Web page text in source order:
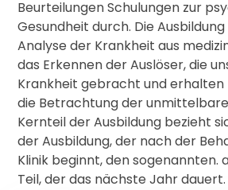
Beurteilungen Schulungen zur
Gesundheit durch. Die
Analyse der Krankheit aus
das Erkennen der Auslöser, die
Krankheit gebracht und erhalten
die Betrachtung der
Kernteil der Ausbildung bezieht
der Ausbildung, der nach der
Klinik beginnt, den sogenannten.
Teil, der das nächste Jahr dauert.